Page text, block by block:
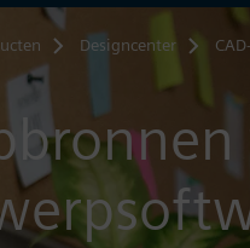
Designcenter